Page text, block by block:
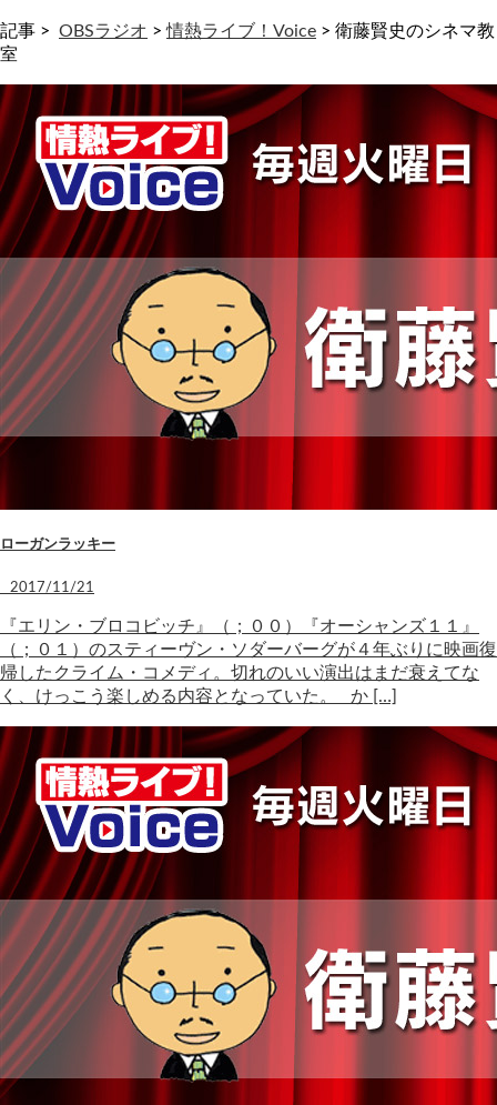
記事 > OBSラジオ >情熱ライブ！Voice > 衛藤賢史のシネマ教
室
ローガンラッキー
2017/11/21
『エリン・ブロコビッチ』（；００）『オーシャンズ１１』
（；０１）のスティーヴン・ソダーバーグが４年ぶりに映画復
帰したクライム・コメディ。切れのいい演出はまだ衰えてな
く、けっこう楽しめる内容となっていた。 か […]